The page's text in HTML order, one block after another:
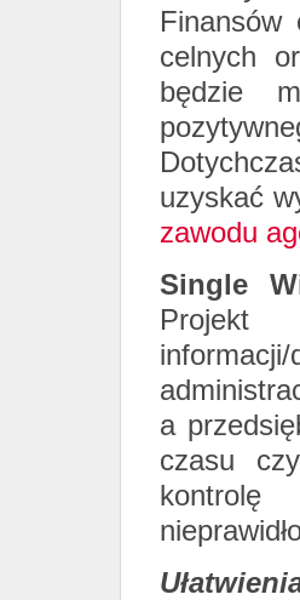
Finansów
celnych
będzie
uzyskać
zawodu
Single
Projekt
a
czasu
kontrolę